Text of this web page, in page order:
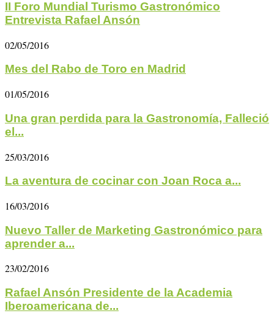
II Foro Mundial Turismo Gastronómico
Entrevista Rafael Ansón
02/05/2016
Mes del Rabo de Toro en Madrid
01/05/2016
Una gran perdida para la Gastronomía, Falleció
el...
25/03/2016
La aventura de cocinar con Joan Roca a...
16/03/2016
Nuevo Taller de Marketing Gastronómico para
aprender a...
23/02/2016
Rafael Ansón Presidente de la Academia
Iberoamericana de...